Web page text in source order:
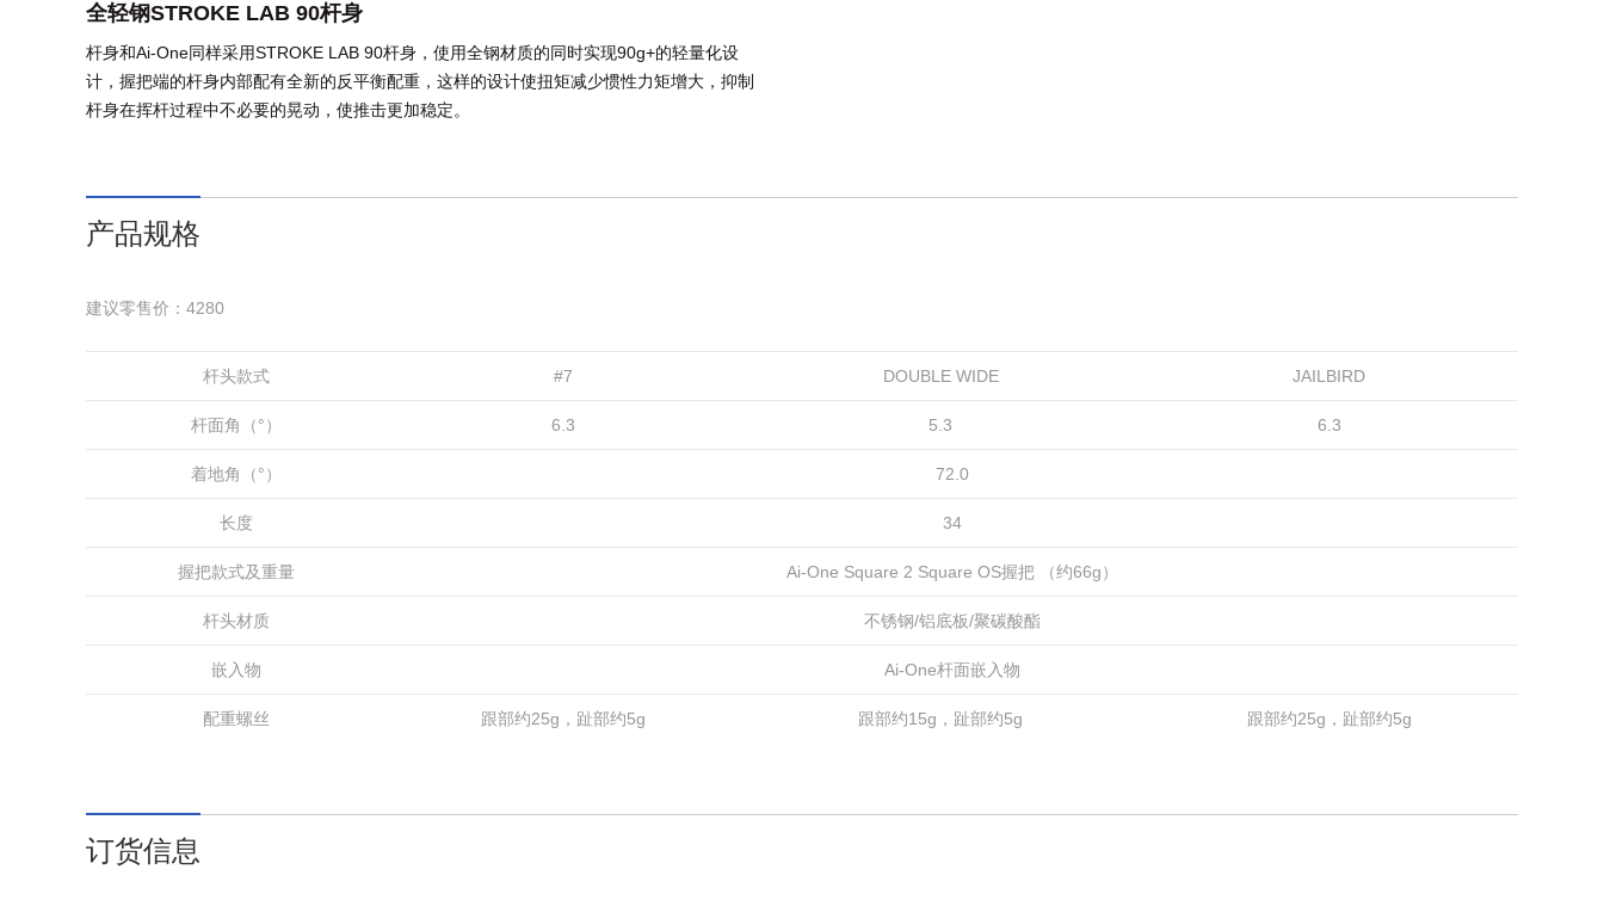
全轻钢STROKE LAB 90杆身
杆身和Ai-One同样采用STROKE LAB 90杆身，使用全钢材质的同时实现90g+的轻量化设
计，握把端的杆身内部配有全新的反平衡配重，这样的设计使扭矩减少惯性力矩增大，抑制
杆身在挥杆过程中不必要的晃动，使推击更加稳定。
产品规格
建议零售价：4280
杆头款式 #7 DOUBLE WIDE JAILBIRD
杆面角（°） 6.3 5.3 6.3
着地角（°） 72.0
长度 34
握把款式及重量 Ai-One Square 2 Square OS握把 （约66g）
杆头材质 不锈钢/铝底板/聚碳酸酯
嵌入物 Ai-One杆面嵌入物
配重螺丝 跟部约25g，趾部约5g 跟部约15g，趾部约5g 跟部约25g，趾部约5g
订货信息